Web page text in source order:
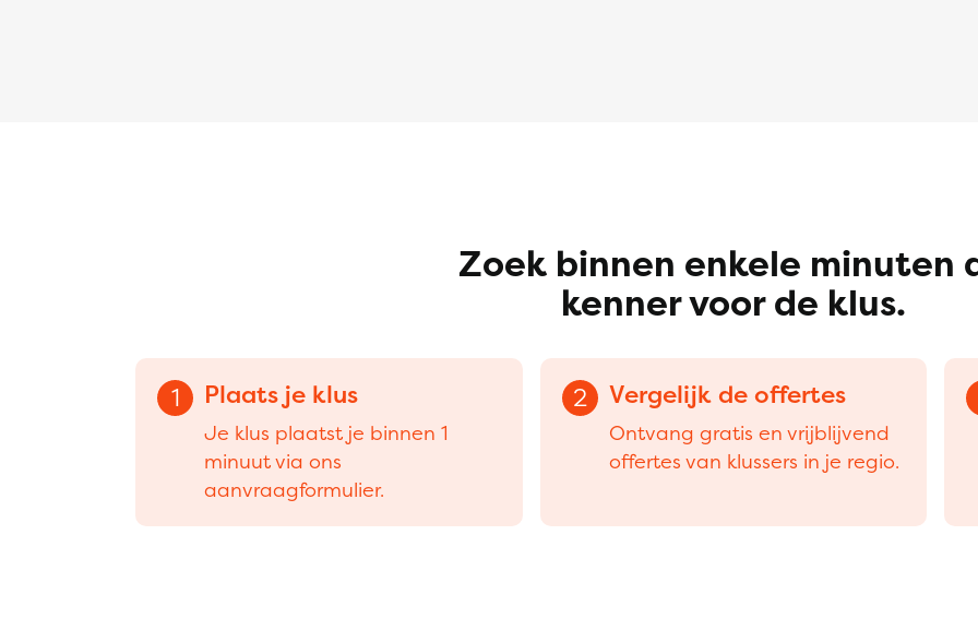
Zoek binnen enkele minuten
kenner voor de klus.
1 Plaats je klus
Je klus plaatst je binnen 1
minuut via ons
aanvraagformulier.
2 Vergelijk de offertes
Ontvang gratis en vrijblijvend
offertes van klussers in je regio.